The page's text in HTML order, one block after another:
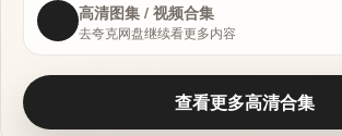
高清图集 / 视频合集
去夸克网盘继续看更多内容
查看更多高清合集